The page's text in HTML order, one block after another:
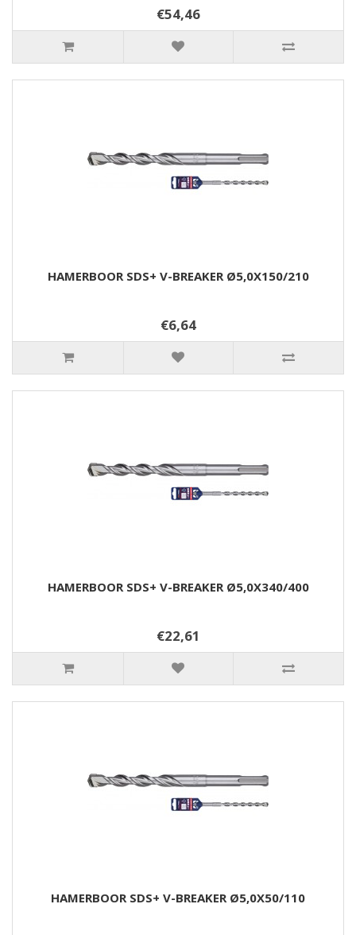
€54,46
HAMERBOOR SDS+ V-BREAKER Ø5,0X150/210
€6,64
HAMERBOOR SDS+ V-BREAKER Ø5,0X340/400
€22,61
HAMERBOOR SDS+ V-BREAKER Ø5,0X50/110